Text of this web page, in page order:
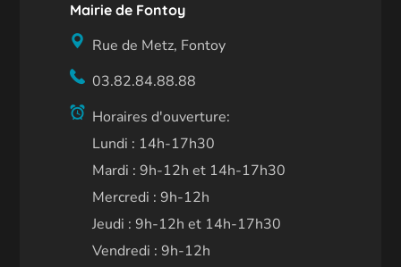
Mairie de Fontoy
Rue de Metz, Fontoy
03.82.84.88.88
Horaires d'ouverture:
Lundi : 14h-17h30
Mardi : 9h-12h et 14h-17h30
Mercredi : 9h-12h
Jeudi : 9h-12h et 14h-17h30
Vendredi : 9h-12h